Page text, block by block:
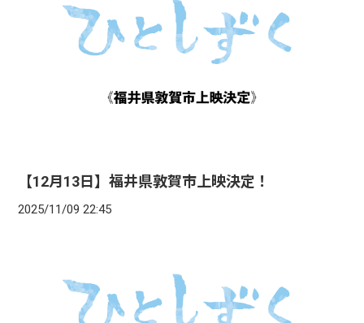
【12月13日】福井県敦賀市上映決定！
2025/11/09 22:45